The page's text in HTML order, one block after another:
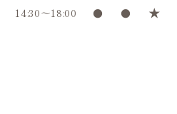
14:30～18:00
● ● ★